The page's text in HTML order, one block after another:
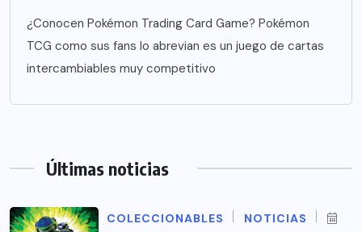
¿Conocen Pokémon Trading Card Game? Pokémon
TCG como sus fans lo abrevian es un juego de cartas
intercambiables muy competitivo
Últimas noticias
COLECCIONABLES NOTICIAS